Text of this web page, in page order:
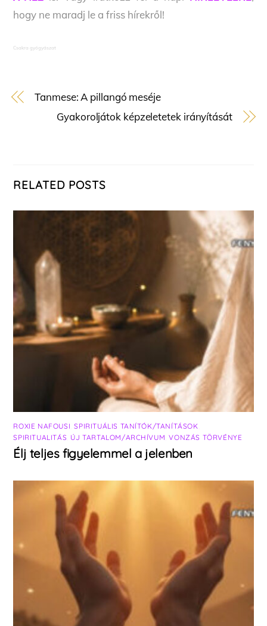
hogy ne maradj le a friss hírekről!
Csakra gyógyászat
Tanmese: A pillangó meséje
Gyakoroljátok képzeletetek irányítását
RELATED POSTS
ROXIE NAFOUSI ,SPIRITUÁLIS TANÍTÓK/TANÍTÁSOK
SPIRITUALITÁS ÚJ TARTALOM/ARCHÍVUM ,VONZÁS TÖRVÉNYE
Élj teljes figyelemmel a jelenben